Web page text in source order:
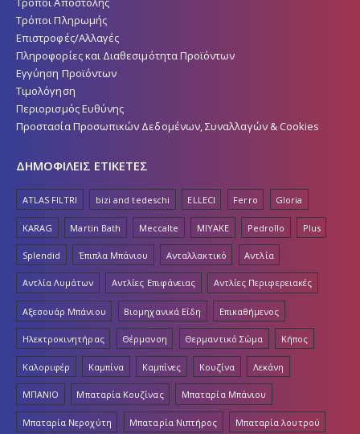
Τρόποι Πληρωμής
Επιστροφές/Αλλαγές
Πληροφορίες και Διαθεσιμότητα Προϊόντων
Εγγύηση Προϊόντων
Τιμολόγηση
Περιορισμός Ευθύνης
Προστασία Προσωπικών Δεδομένων, Συναλλαγών & Cookies
ΔΗΜΟΦΙΛΕΙΣ ΕΤΙΚΕΤΕΣ
ATLAS FILTRI bizi and tedeschi ELLECI Ferro Gloria
KARAG Martin Bath Meccalte MIYAKE Pedrollo Plus
Splendid Έπιπλα Μπάνιου Ανταλλακτικό Αντλία
Αντλία Λυμάτων Αντλίες Επιφάνειας Αντλίες Περιφερειακές
Αξεσουάρ Μπάνιου Βιομηχανικά Είδη Επικαθήμενος
Ηλεκτροκινητήρας Θέρμανση Θερμαντικό Σώμα Κήπος
Καλοριφέρ Καμπίνα Καμπίνες Κουζίνα Λεκάνη
ΜΠΑΝΙΟ Μπαταρία Κουζίνας Μπαταρία Μπάνιου
Μπαταρία Νεροχύτη Μπαταρία Νιπτήρος Μπαταρία λουτρού